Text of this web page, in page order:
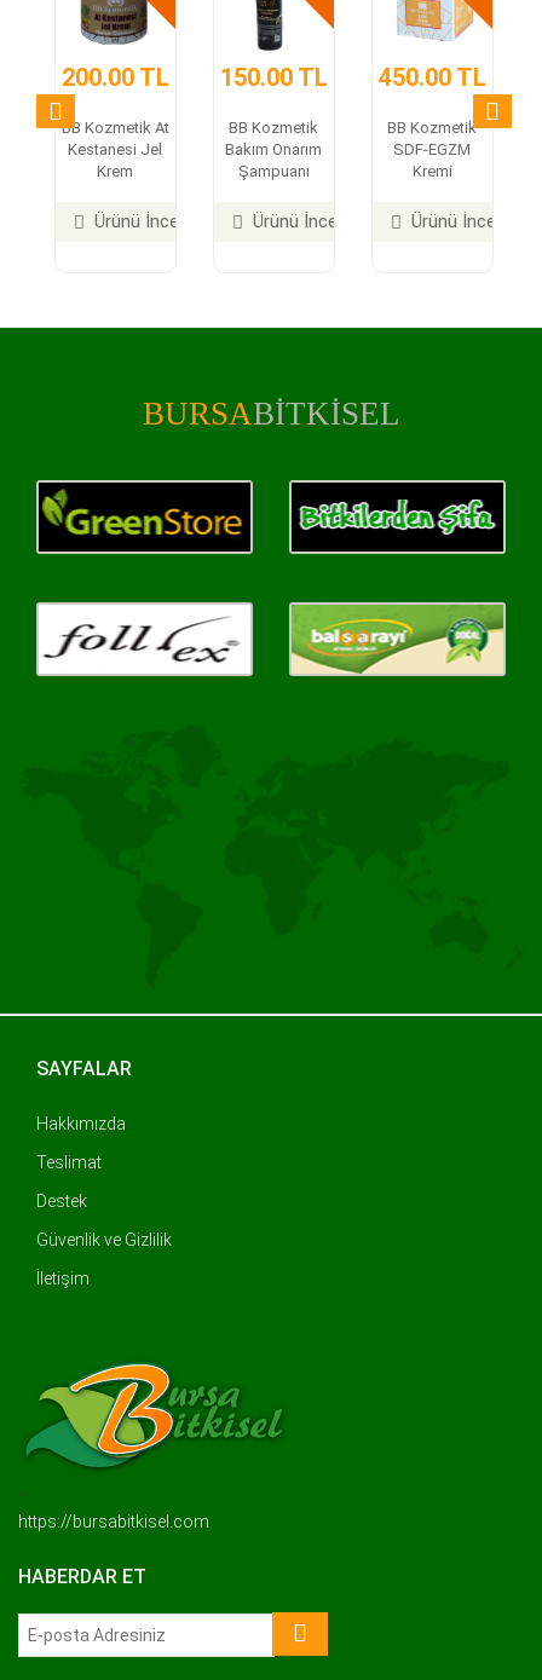
200.00 TL
BB Kozmetik At
Kestanesi Jel
Krem
Ürünü İncele
150.00 TL
BB Kozmetik
Bakım Onarım
Şampuanı
Ürünü İncele
450.00 TL
BB Kozmetik
SDF-EGZM
Kremi
Ürünü İncele
BURSABITKISEL
SAYFALAR
Hakkımızda
Teslimat
Destek
Güvenlik ve Gizlilik
İletişim
https://bursabitkisel.com
HABERDAR ET